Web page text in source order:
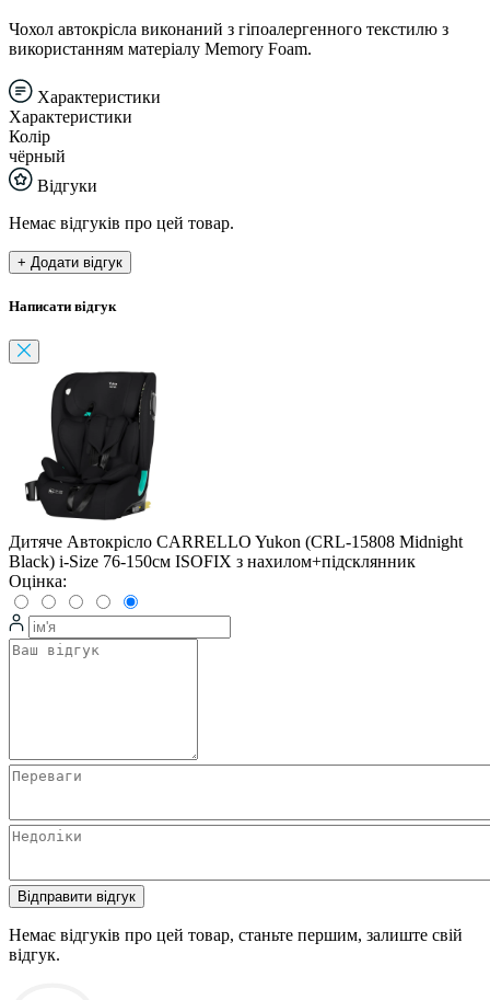
Чохол автокрісла виконаний з гіпоалергенного текстилю з
використанням матеріалу Memory Foam.
Характеристики
Характеристики
Колір
чёрный
Відгуки
Немає відгуків про цей товар.
+ Додати відгук
Написати відгук
Дитяче Автокрісло CARRELLO Yukon (CRL-15808 Midnight
Black) i-Size 76-150см ISOFIX з нахилом+підсклянник
Оцінка:
Відправити відгук
Немає відгуків про цей товар, станьте першим, залиште свій
відгук.